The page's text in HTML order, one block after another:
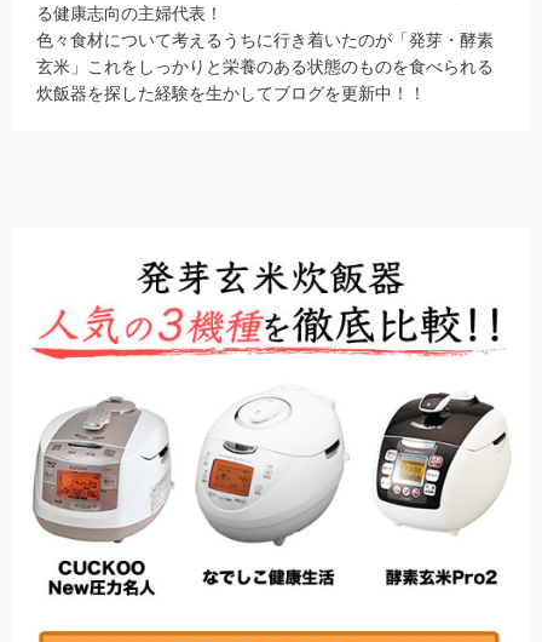
る健康志向の主婦代表！
色々食材について考えるうちに行き着いたのが「発芽・酵素
玄米」これをしっかりと栄養のある状態のものを食べられる
炊飯器を探した経験を生かしてブログを更新中！！